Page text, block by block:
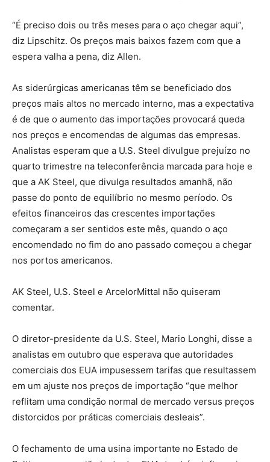
“É preciso dois ou três meses para o aço chegar aqui”,
diz Lipschitz. Os preços mais baixos fazem com que a
espera valha a pena, diz Allen.
As siderúrgicas americanas têm se beneficiado dos
preços mais altos no mercado interno, mas a expectativa
é de que o aumento das importações provocará queda
nos preços e encomendas de algumas das empresas.
Analistas esperam que a U.S. Steel divulgue prejuízo no
quarto trimestre na teleconferência marcada para hoje e
que a AK Steel, que divulga resultados amanhã, não
passe do ponto de equilíbrio no mesmo período. Os
efeitos financeiros das crescentes importações
começaram a ser sentidos este mês, quando o aço
encomendado no fim do ano passado começou a chegar
nos portos americanos.
AK Steel, U.S. Steel e ArcelorMittal não quiseram
comentar.
O diretor-presidente da U.S. Steel, Mario Longhi, disse a
analistas em outubro que esperava que autoridades
comerciais dos EUA impusessem tarifas que resultassem
em um ajuste nos preços de importação “que melhor
reflitam uma condição normal de mercado versus preços
distorcidos por práticas comerciais desleais”.
O fechamento de uma usina importante no Estado de